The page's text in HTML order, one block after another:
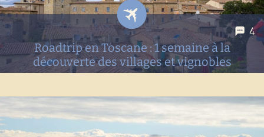
4
Roadtrip en Toscane : 1 semaine à la
découverte des villages et vignobles
On vous emmène pour une semaine de roadtrip en Toscane
à la découverte des plus jolis villages typiques à visiter ainsi
que de nombreuses sources thermales.